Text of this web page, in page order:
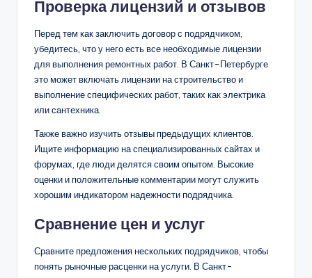
Проверка лицензий и отзывов
Перед тем как заключить договор с подрядчиком,
убедитесь, что у него есть все необходимые лицензии
для выполнения ремонтных работ. В Санкт-Петербурге
это может включать лицензии на строительство и
выполнение специфических работ, таких как электрика
или сантехника.
Также важно изучить отзывы предыдущих клиентов.
Ищите информацию на специализированных сайтах и
форумах, где люди делятся своим опытом. Высокие
оценки и положительные комментарии могут служить
хорошим индикатором надежности подрядчика.
Сравнение цен и услуг
Сравните предложения нескольких подрядчиков, чтобы
понять рыночные расценки на услуги. В Санкт-